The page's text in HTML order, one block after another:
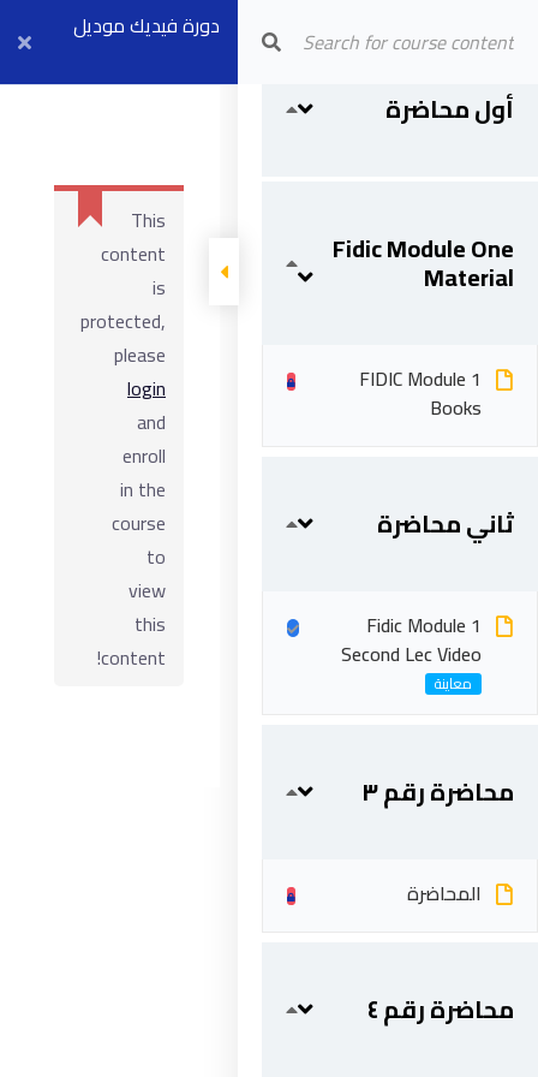
Arab Center for Arbitration
دورة فيديك موديل
١ بث مباشر ٢٣
أول محاضرة
Fidic Module 1
Material
Fidic Module One
Material
FIDIC Module 1
Books
ثاني محاضرة
Fidic Module 1
Second Lec Video
محاضرة رقم ٣
المحاضرة
محاضرة رقم ٤
This
content
is
protected,
please
login
and
enroll
in the
course
to
view
this
content!
201287888051+